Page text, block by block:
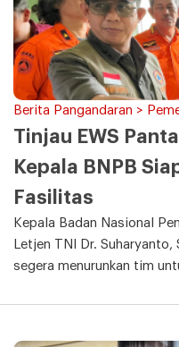
Berita Pangandaran >
Tinjau EWS
Kepala BNPB
Fasilitas
Kepala Badan Nasional
Letjen TNI Dr. Suharyanto,
segera menurunkan tim